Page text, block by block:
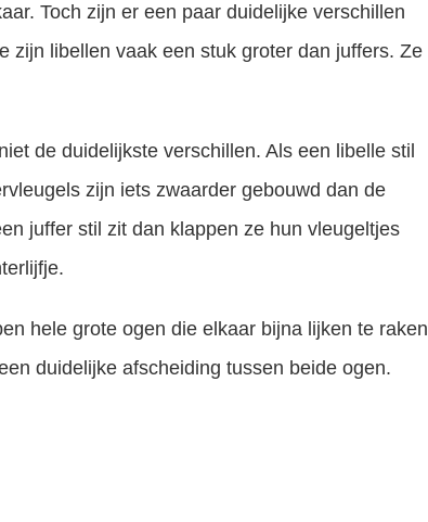
Toch zijn er een paar duidelijke verschillen
zijn libellen vaak een stuk groter dan juffers. Ze
de duidelijkste verschillen. Als een libelle stil
zijn iets zwaarder gebouwd dan de
juffer stil zit dan klappen ze hun vleugeltjes
hele grote ogen die elkaar bijna lijken te raken
duidelijke afscheiding tussen beide ogen.